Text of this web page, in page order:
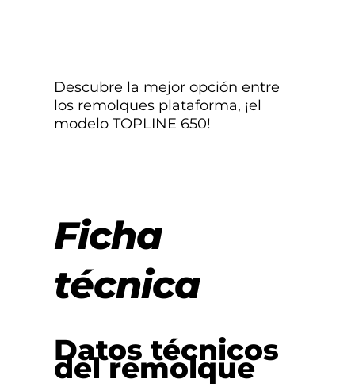
Descubre la mejor opción entre
los remolques plataforma, ¡el
modelo TOPLINE 650!
Ficha
técnica
Datos técnicos
del remolque